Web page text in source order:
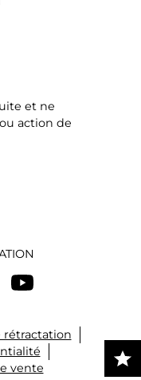
et ne
action de
rétractation
vente